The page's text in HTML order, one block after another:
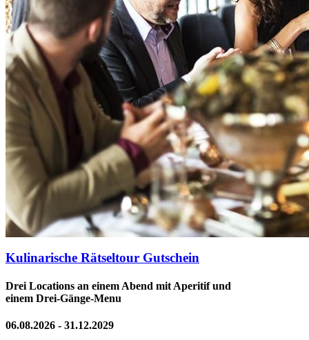
Kulinarische Rätseltour Gutschein
Drei Locations an einem Abend mit Aperitif und
einem Drei-Gänge-Menu
06.08.2026 - 31.12.2029